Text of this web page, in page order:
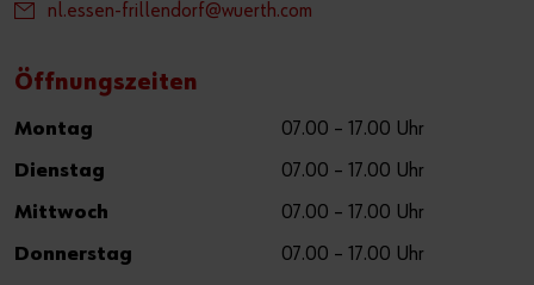
nl.essen-frillendorf@wuerth.com
Öffnungszeiten
Montag 07.00 – 17.00 Uhr
Dienstag 07.00 – 17.00 Uhr
Mittwoch 07.00 – 17.00 Uhr
Donnerstag 07.00 – 17.00 Uhr